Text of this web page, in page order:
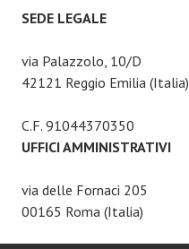
SEDE LEGALE
via Palazzolo, 10/D
42121 Reggio Emilia (Italia)
C.F. 91044370350
UFFICI AMMINISTRATIVI
via delle Fornaci 205
00165 Roma (Italia)